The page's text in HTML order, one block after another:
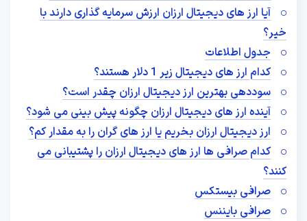
آیا ارز های دیجیتال ارزان ارزش سرمایه گذاری دارند با
خیر؟
جدول اطلاعات
کدام ارز های دیجیتال زیر 1 دلار هستند؟
سوددهی بهترین ارز دیجیتال ارزان چقدر است؟
آینده ارز های دیجیتال ارزان چگونه پیش بینی می شود؟
ارز دیجیتال ارزان بخریم یا ارز های گران را به مقدار کم؟
کدام صرافی ها ارز های دیجیتال ارزان را پشتیبانی می
کنند؟
صرافی بیستکس
صرافی بایننس